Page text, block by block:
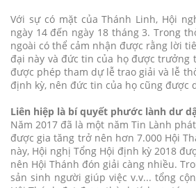
Với sự có mặt của Thánh Linh, Hội
ngày 14 đến ngày 18 tháng 3. Trong
ngoài có thể cảm nhận được rằng lời
đại này và đức tin của họ được trưởng
được phép tham dự lễ trao giải và lễ
định kỳ, nên đức tin của họ cũng được
Liên hiệp là bí quyết phước lành dư
Năm 2017 đã là một năm Tin Lành
được gia tăng trở nên hơn 7.000 Hội
này, Hội nghị Tổng Hội định kỳ 2018
nên Hội Thánh đón giải càng nhiều.
sản sinh người giúp việc v.v... tổng